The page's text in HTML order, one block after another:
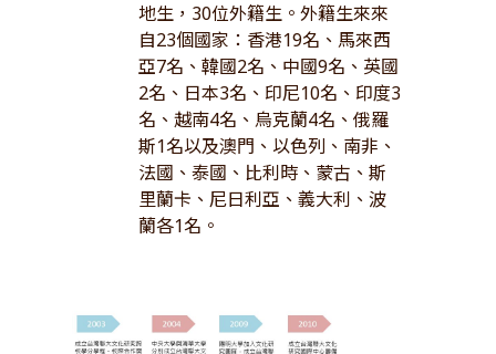
地生，30位外籍生。外籍生來來
自23個國家：香港19名、馬來西
亞7名、韓國2名、中國9名、英國
2名、日本3名、印尼10名、印度3
名、越南4名、烏克蘭4名、俄羅
斯1名以及澳門、以色列、南非、
法國、泰國、比利時、蒙古、斯
里蘭卡、尼日利亞、義大利、波
蘭各1名。